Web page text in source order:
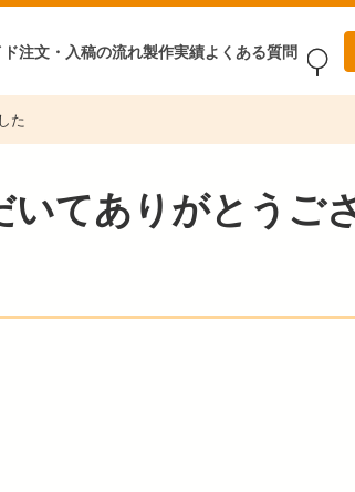
ド注文・入稿の流れ製作実績よくある質問
た
てありがとうご